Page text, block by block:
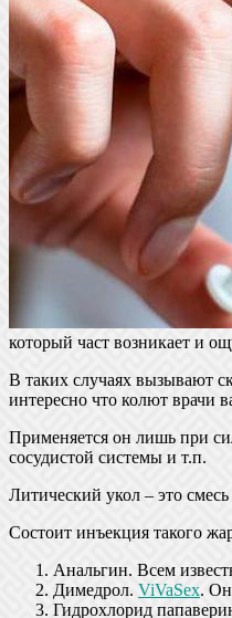
который част возникает и
В таких случаях вызывают
интересно что колют врачи
Применяется он лишь при
сосудистой системы и т.п.
Литический укол – это
Состоит инъекция такого
Анальгин. Всем
Димедрол. ViVaSex. Он
Гидрохлорид